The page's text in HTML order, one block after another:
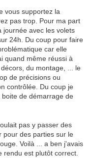
vous supportez la
pas trop. Pour ma part
journée avec les volets
24h. Du coup pour faire
car elle
quand même réussi à
du montage, ... le
de précisions ou
contrôlée. Du coup je
de démarrage de
pas y passer des
pour des parties sur le
Voilà ... a ben j'avais
rendu est plutôt correct.